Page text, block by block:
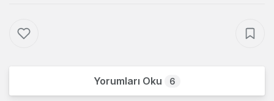
Yorumları Oku 6